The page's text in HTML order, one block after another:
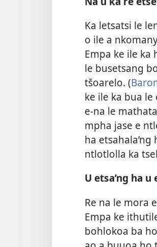
Ka letsatsi le
o ile a
Empa ke ile ka
le busetsang
tšoarelo. (
ke ile ka bua
e-na le
mpha jase e
ha etsahala’ng
ntlotlolla ka
U etsa’ng ha
Re na le mora
Empa ke
bohlokoa ba